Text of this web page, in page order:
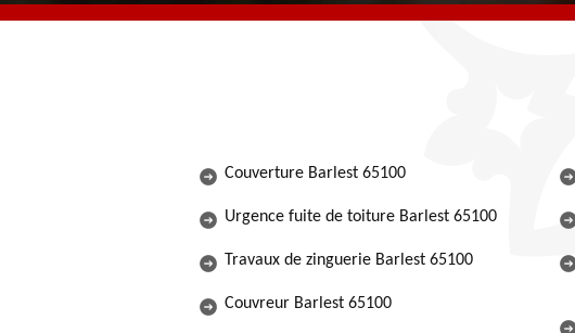
Couverture Barlest 65100
Urgence fuite de toiture Barlest 65100
Travaux de zinguerie Barlest 65100
Couvreur Barlest 65100